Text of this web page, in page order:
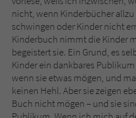
nicht, wenn Kinderbücher
schwingen oder Kinder nicht
Kinderbuch nimmt die Kinder
begeistert sie. Ein Grund, es
Kinder ein dankbares
wenn sie etwas mögen, und
keinen Hehl. Aber sie zeigen
Buch nicht mögen – und sie